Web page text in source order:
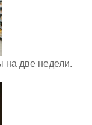
на две недели.